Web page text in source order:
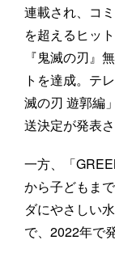
連載され、コ
を超えるヒッ
『鬼滅の刃』
トを達成。テ
滅の刃 遊郭編
送決定が発表さ
一方、「
から子どもま
ダにやさしい
で、2022年で